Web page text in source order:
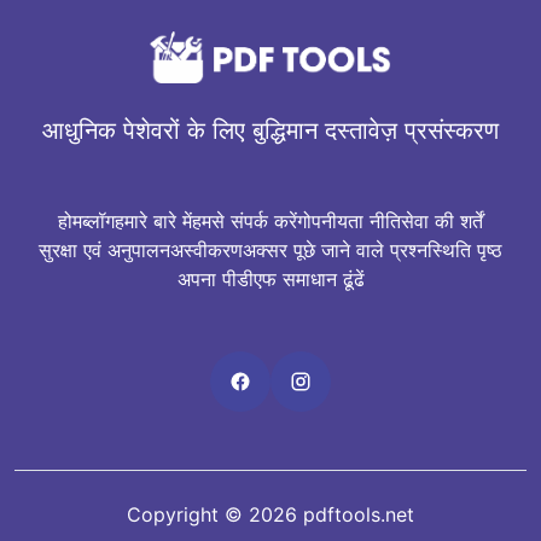
आधुनिक पेशेवरों के लिए बुद्धिमान दस्तावेज़ प्रसंस्करण
होमब्लॉगहमारे बारे मेंहमसे संपर्क करेंगोपनीयता नीतिसेवा की शर्तें
सुरक्षा एवं अनुपालनअस्वीकरणअक्सर पूछे जाने वाले प्रश्नस्थिति पृष्ठ
अपना पीडीएफ समाधान ढूंढें
Copyright © 2026 pdftools.net